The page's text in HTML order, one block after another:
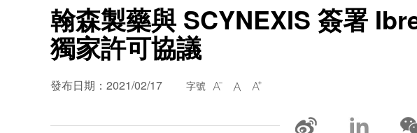
翰森製藥與 SCYNEXIS 簽署
獨家許可協議
發布日期：2021/02/17 字號   